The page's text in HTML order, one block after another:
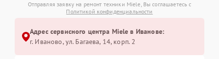
Отправляя заявку на ремонт техники Miele, Вы соглашаетесь с
Политикой конфиденциальности
Адрес сервисного центра Miele в Иванове:
г. Иваново, ул. Багаева, 14, корп. 2